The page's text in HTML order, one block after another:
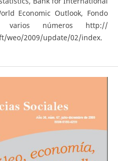
Economic Outlook, Fondo
varios números http://
weo/2009/update/02/index.